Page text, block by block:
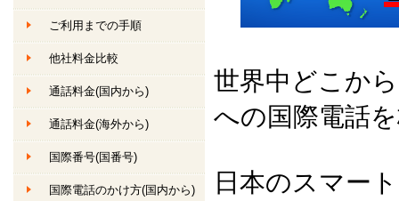
世界中どこか
への国際電話
日本のスマー
ご利用までの手順
他社料金比較
通話料金(国内から)
通話料金(海外から)
国際番号(国番号)
国際電話のかけ方(国内から)